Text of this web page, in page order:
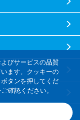
びサービスの品質
ます。クッキーの
タンを押してくだ
ご確認ください。
reserved.